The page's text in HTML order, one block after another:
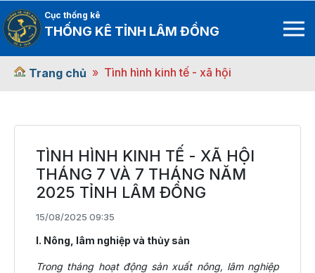
Cục thống kê
THỐNG KÊ TỈNH LÂM ĐỒNG
Trang chủ Tình hình kinh tế - xã hội
TÌNH HÌNH KINH TẾ - XÃ HỘI
THÁNG 7 VÀ 7 THÁNG NĂM
2025 TỈNH LÂM ĐỒNG
15/08/2025 09:35
I. Nông, lâm nghiệp và thủy sản
Trong tháng hoạt động sản xuất nông, lâm nghiệp